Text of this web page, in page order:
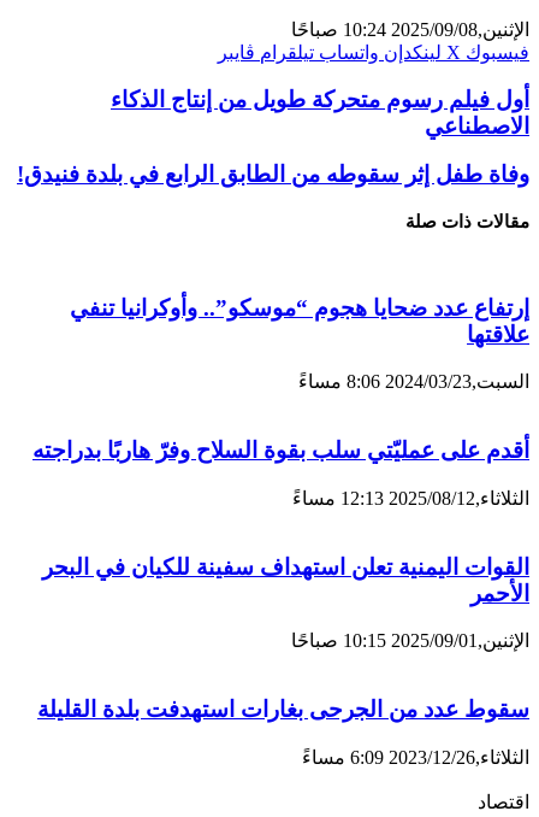
الإثنين,2025/09/08 10:24 صباحًا
فيسبوك X لينكدإن واتساب تيلقرام ڤايبر
أول فيلم رسوم متحركة طويل من إنتاج الذكاء
الاصطناعي
وفاة طفل إثر سقوطه من الطابق الرابع في بلدة فنيدق!
مقالات ذات صلة
إرتفاع عدد ضحايا هجوم “موسكو”.. وأوكرانيا تنفي
علاقتها
السبت,2024/03/23 8:06 مساءً
أقدم على عمليّتي سلب بقوة السلاح وفرّ هاربًا بدراجته
الثلاثاء,2025/08/12 12:13 مساءً
القوات اليمنية تعلن استهداف سفينة للكيان في البحر
الأحمر
الإثنين,2025/09/01 10:15 صباحًا
سقوط عدد من الجرحى بغارات استهدفت بلدة القليلة
الثلاثاء,2023/12/26 6:09 مساءً
اقتصاد